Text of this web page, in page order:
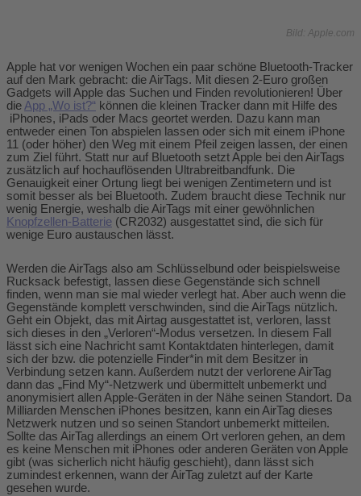
Bild: Apple.com
Apple hat vor wenigen Wochen ein paar schöne Bluetooth-Tracker
auf den Mark gebracht: die AirTags. Mit diesen 2-Euro großen
Gadgets will Apple das Suchen und Finden revolutionieren! Über
die App „Wo ist?“ können die kleinen Tracker dann mit Hilfe des
iPhones, iPads oder Macs geortet werden. Dazu kann man
entweder einen Ton abspielen lassen oder sich mit einem iPhone
11 (oder höher) den Weg mit einem Pfeil zeigen lassen, der einen
zum Ziel führt. Statt nur auf Bluetooth setzt Apple bei den AirTags
zusätzlich auf hochauflösenden Ultrabreitbandfunk. Die
Genauigkeit einer Ortung liegt bei wenigen Zentimetern und ist
somit besser als bei Bluetooth. Zudem braucht diese Technik nur
wenig Energie, weshalb die AirTags mit einer gewöhnlichen
Knopfzellen-Batterie (CR2032) ausgestattet sind, die sich für
wenige Euro austauschen lässt.
Werden die AirTags also am Schlüsselbund oder beispielsweise
Rucksack befestigt, lassen diese Gegenstände sich schnell
finden, wenn man sie mal wieder verlegt hat. Aber auch wenn die
Gegenstände komplett verschwinden, sind die AirTags nützlich.
Geht ein Objekt, das mit Airtag ausgestattet ist, verloren, lasst
sich dieses in den „Verloren“-Modus versetzen. In diesem Fall
lässt sich eine Nachricht samt Kontaktdaten hinterlegen, damit
sich der bzw. die potenzielle Finder*in mit dem Besitzer in
Verbindung setzen kann. Außerdem nutzt der verlorene AirTag
dann das „Find My“-Netzwerk und übermittelt unbemerkt und
anonymisiert allen Apple-Geräten in der Nähe seinen Standort. Da
Milliarden Menschen iPhones besitzen, kann ein AirTag dieses
Netzwerk nutzen und so seinen Standort unbemerkt mitteilen.
Sollte das AirTag allerdings an einem Ort verloren gehen, an dem
es keine Menschen mit iPhones oder anderen Geräten von Apple
gibt (was sicherlich nicht häufig geschieht), dann lässt sich
zumindest erkennen, wann der AirTag zuletzt auf der Karte
gesehen wurde.